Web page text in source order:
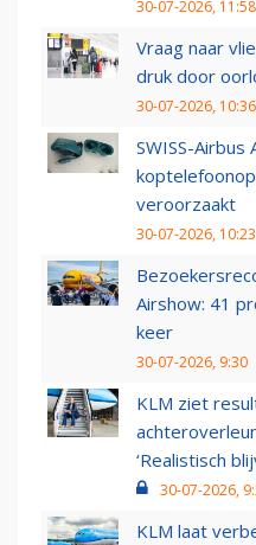
30-07-2026, 11:58
Vraag naar
druk door
30-07-2026, 10:36
SWISS-
veroorzaakt
30-07-2026, 10:23
Airshow: 41
keer
30-07-2026, 9:30
KLM ziet
‘Realistisch
30-07-2026,
KLM laat